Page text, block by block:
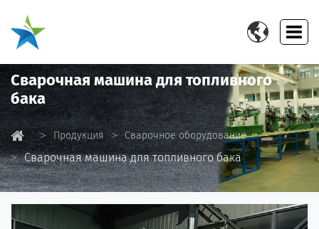

Сварочная машина для топливного
бака
Продукция Сварочное оборудование
Сварочная машина для топливного бака